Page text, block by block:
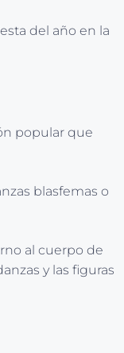
del año en la
popular que
blasfemas o
al cuerpo de
y las figuras